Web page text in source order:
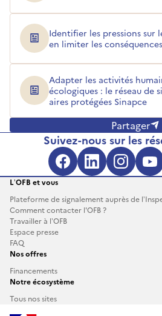
Identifier les pressions sur
en limiter les conséquences
Adapter les activités
écologiques : le réseau de
aires protégées Sinapce
Partager
Suivez-nous sur les
Facebook
LinkedIn
L’OFB et vous
Plateforme de signalement auprès de
Comment contacter l'OFB ?
Travailler à l’OFB
Espace presse
FAQ
Nos offres
Financements
Notre écosystème
Tous nos sites